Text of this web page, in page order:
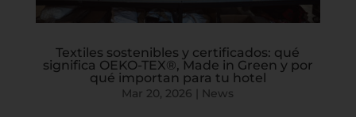
Textiles sostenibles y certificados: qué
significa OEKO-TEX®, Made in Green y por
qué importan para tu hotel
Mar 20, 2026 News